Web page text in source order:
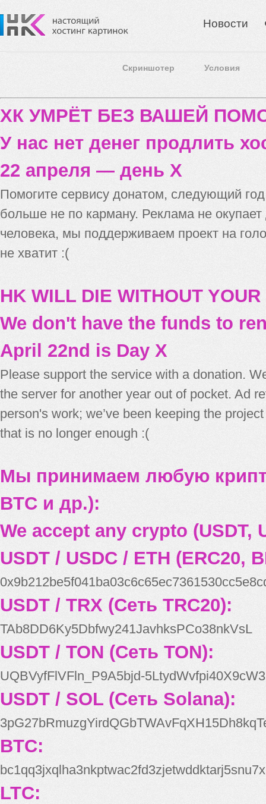
Новости
Скриншотер Условия
ХК УМРЁТ БЕЗ ВАШЕЙ
У нас нет денег продлить
22 апреля — день X
Помогите сервису донатом, следующий
больше не по карману. Реклама не
человека, мы поддерживаем проект на
не хватит :(
HK WILL DIE WITHOUT
We don't have the funds to
April 22nd is Day X
Please support the service with a donation.
the server for another year out of pocket. Ad
person's work; we’ve been keeping the
that is no longer enough :(
Мы принимаем любую
BTC и др.):
We accept any crypto (USDT,
USDT / USDC / ETH (ERC20,
USDT / TRX (Сеть TRC20):
TAb8DD6Ky5Dbfwy241JavhksPCo38nkVsL
USDT / TON (Сеть TON):
UQBVyfFlVFln_P9A5bjd-
USDT / SOL (Сеть Solana):
BTC:
bc1qq3jxqlha3nkptwac2fd3zjetwddktarj5snu7x
LTC: